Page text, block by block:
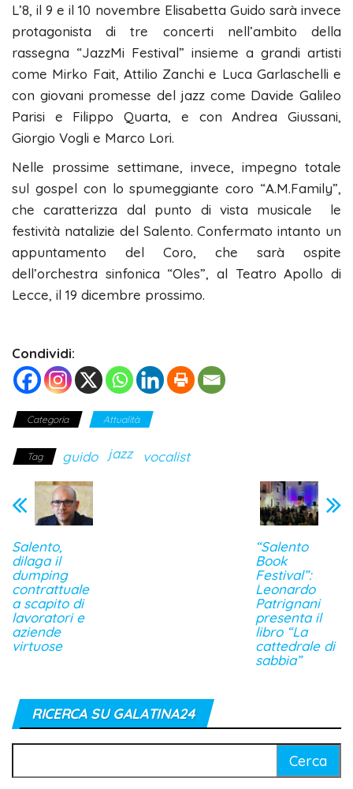
L’8, il 9 e il 10 novembre Elisabetta Guido sarà invece
protagonista di tre concerti nell’ambito della
rassegna “JazzMi Festival” insieme a grandi artisti
come Mirko Fait, Attilio Zanchi e Luca Garlaschelli e
con giovani promesse del jazz come Davide Galileo
Parisi e Filippo Quarta, e con Andrea Giussani,
Giorgio Vogli e Marco Lori.
Nelle prossime settimane, invece, impegno totale
sul gospel con lo spumeggiante coro “A.M.Family”,
che caratterizza dal punto di vista musicale le
festività natalizie del Salento. Confermato intanto un
appuntamento del Coro, che sarà ospite
dell’orchestra sinfonica “Oles”, al Teatro Apollo di
Lecce, il 19 dicembre prossimo.
Condividi:
Categoria Attualità
Tag guido jazz vocalist
Salento,
dilaga il
dumping
contrattuale
a scapito di
lavoratori e
aziende
virtuose
“Salento
Book
Festival”:
Leonardo
Patrignani
presenta il
libro “La
cattedrale di
sabbia”
RICERCA SU GALATINA24
per: